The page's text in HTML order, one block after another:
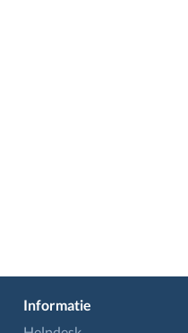
Informatie